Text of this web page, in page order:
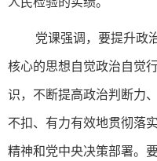
党课强调，要提升政
核心的思想自觉政治自觉
识，不断提高政治判断力
不扣、有力有效地贯彻落
精神和党中央决策部署。